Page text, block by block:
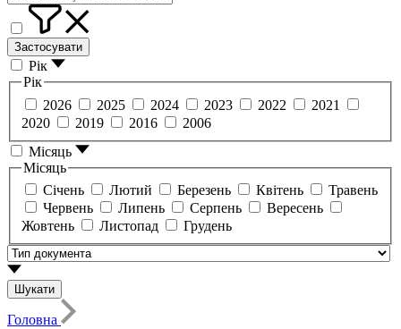
Застосувати
Рік
Рік
2026
2025 2024 2023 2022
2021
2020
2019 2016
2006
Місяць
Місяць
Січень
Лютий Березень Квітень
Травень
Червень
Липень Серпень
Вересень
Жовтень
Листопад Грудень
Шукати
Головна